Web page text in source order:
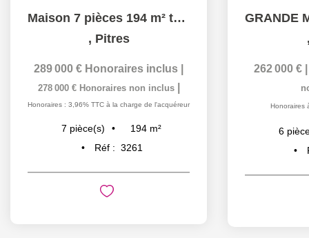
Maison 7 pièces 194 m² terrain 1860 m²
, Pitres
289 000 € Honoraires inclus
278 000 € Honoraires non inclus
Honoraires : 3,96% TTC à la charge de l'acquéreur
7 pièce(s) 194 m²
Réf : 3261
262 000 €
Honoraires
6